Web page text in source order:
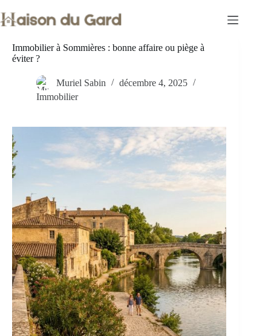
au
contenu
Immobilier à Sommières : bonne affaire ou piège à
éviter ?
Muriel Sabin
décembre 4, 2025
Immobilier